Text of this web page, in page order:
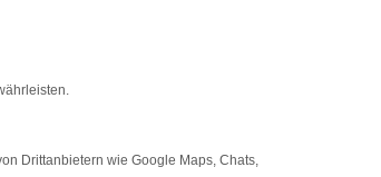
Drittanbietern wie Google Maps, Chats,